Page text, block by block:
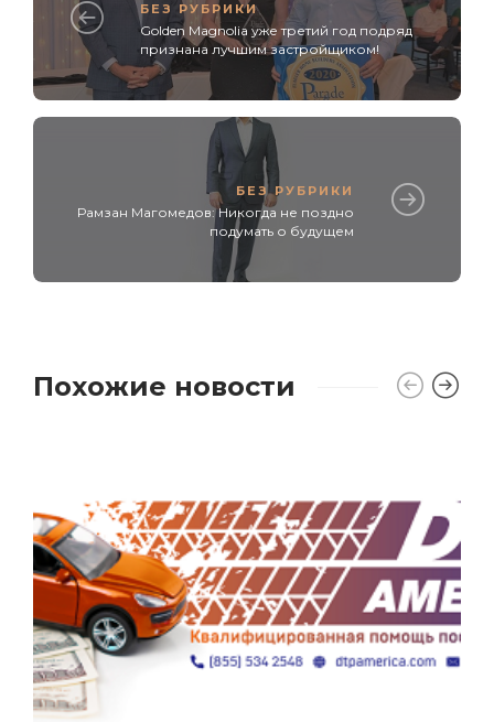
БЕЗ РУБРИКИ
Golden Magnolia уже третий год подряд
признана лучшим застройщиком!
БЕЗ РУБРИКИ
Рамзан Магомедов: Никогда не поздно
подумать о будущем
Похожие новости